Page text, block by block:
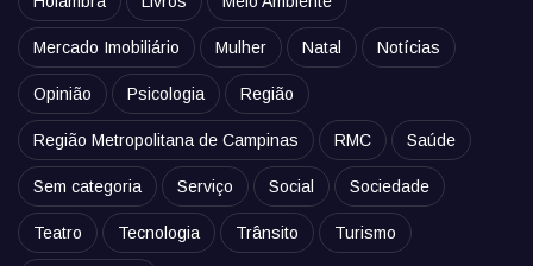
Mercado Imobiliário Mulher Natal Notícias
Opinião Psicologia Região
Região Metropolitana de Campinas RMC Saúde
Sem categoria Serviço Social Sociedade
Teatro Tecnologia Trânsito Turismo